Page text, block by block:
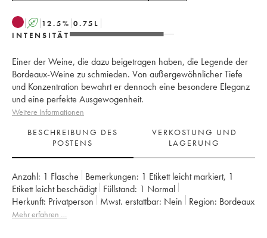
A 12.5% 0.75 L
INTENSITÄT
Einer der Weine, die dazu beigetragen haben, die Legende der
Bordeaux-Weine zu schmieden. Von außergewöhnlicher Tiefe
und Konzentration bewahrt er dennoch eine besondere Eleganz
und eine perfekte Ausgewogenheit.
Weitere Informationen
BESCHREIBUNG DES
POSTENS
VERKOSTUNG UND
LAGERUNG
Anzahl: 1 Flasche Bemerkungen: 1 Etikett leicht markiert, 1
Etikett leicht beschädigt Füllstand: 1 Normal
Herkunft:
privatperson Mwst. erstattbar: nein Region:
Bordeaux
Appellation:
Mehr erfahren …